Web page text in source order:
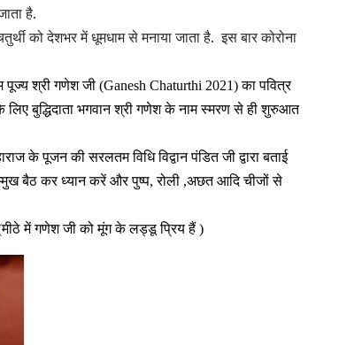
है.
को देशभर में धूमधाम से मनाया जाता है. इस बार कोरोना
श्री गणेश जी (Ganesh Chaturthi 2021) का पवित्र
बुद्धिदाता भगवान श्री गणेश के नाम स्मरण से ही शुरुआत
के पूजनकी सरलतम विधि विद्वान पंडित जी द्वारा बताई
बैठ कर ध्यान करें और पुष्प, रोली ,अछत आदि चीजों से
में गणेश जी को मूंग के लड्डू प्रिय हैं )